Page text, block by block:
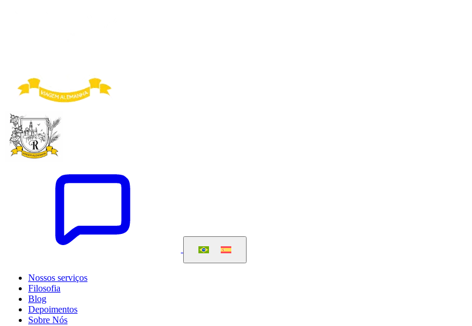
Nossos serviços
Filosofia
Blog
Depoimentos
Sobre Nós